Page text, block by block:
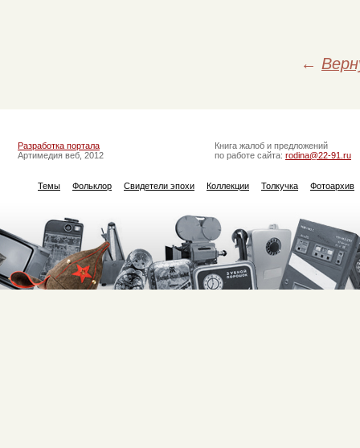
←
Разработка портала
Артимедия веб, 2012
Книга жалоб и предложений
по работе сайта: rodina@22-91.ru
Темы Фольклор Свидетели эпохи Коллекции Толкучка Фотоархив